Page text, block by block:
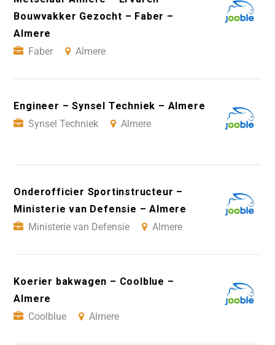
Bouwvakker Gezocht – Faber –
Almere
Faber
Almere
Engineer – Synsel Techniek – Almere
Synsel Techniek
Almere
Onderofficier Sportinstructeur –
Ministerie van Defensie – Almere
Ministerie van Defensie
Almere
Koerier bakwagen – Coolblue –
Almere
Coolblue
Almere